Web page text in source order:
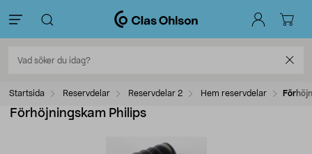
Startsida Reservdelar Reservdelar 2 Hem reservdelar
Förhöjningskam Philips